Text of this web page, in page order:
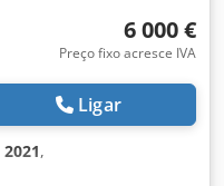
6 000 €
Preço fixo acresce IVA
Ligar
2021,